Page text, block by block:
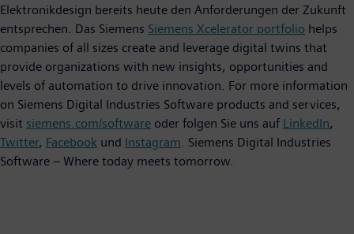
Elektronikdesign bereits heute den Anforderungen der Zukunft
entsprechen. Das Siemens Siemens Xcelerator portfolio helps
companies of all sizes create and leverage digital twins that
provide organizations with new insights, opportunities and
levels of automation to drive innovation. For more information
on Siemens Digital Industries Software products and services,
visit siemens.com/software oder folgen Sie uns auf LinkedIn,
Twitter, Facebook und Instagram. Siemens Digital Industries
Software – Where today meets tomorrow.